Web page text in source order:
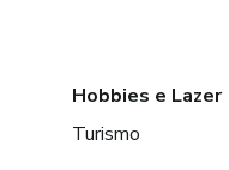
Hobbies e Lazer
Turismo